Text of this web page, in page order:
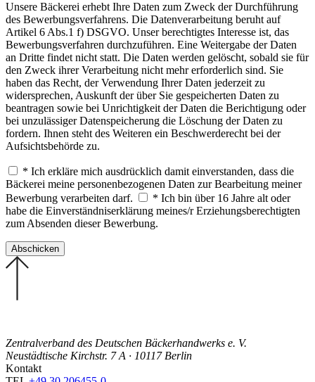
Unsere Bäckerei erhebt Ihre Daten zum Zweck der Durchführung
des Bewerbungsverfahrens. Die Datenverarbeitung beruht auf
Artikel 6 Abs.1 f) DSGVO. Unser berechtigtes Interesse ist, das
Bewerbungsverfahren durchzuführen. Eine Weitergabe der Daten
an Dritte findet nicht statt. Die Daten werden gelöscht, sobald sie für
den Zweck ihrer Verarbeitung nicht mehr erforderlich sind. Sie
haben das Recht, der Verwendung Ihrer Daten jederzeit zu
widersprechen, Auskunft der über Sie gespeicherten Daten zu
beantragen sowie bei Unrichtigkeit der Daten die Berichtigung oder
bei unzulässiger Datenspeicherung die Löschung der Daten zu
fordern. Ihnen steht des Weiteren ein Beschwerderecht bei der
Aufsichtsbehörde zu.
* Ich erkläre mich ausdrücklich damit einverstanden, dass die
Bäckerei meine personenbezogenen Daten zur Bearbeitung meiner
Bewerbung verarbeiten darf.
* Ich bin über 16 Jahre alt oder
habe die Einverständniserklärung meines/r Erziehungsberechtigten
zum Absenden dieser Bewerbung.
Zentralverband des Deutschen Bäckerhandwerks e. V.
Neustädtische Kirchstr. 7 A · 10117 Berlin
Kontakt